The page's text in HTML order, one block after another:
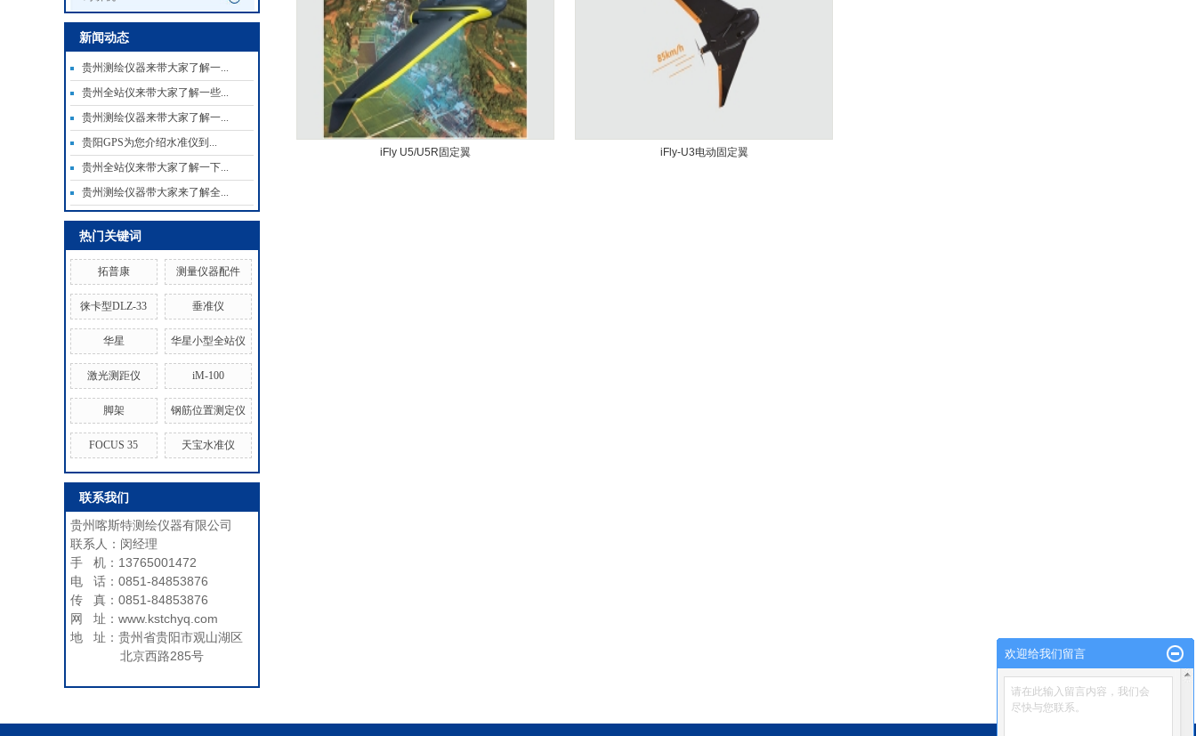
新闻动态
贵州测绘仪器来带大家了解一...
贵州全站仪来带大家了解一些...
贵州测绘仪器来带大家了解一...
贵阳GPS为您介绍水准仪到...
贵州全站仪来带大家了解一下...
贵州测绘仪器带大家来了解全...
热门关键词
拓普康 测量仪器配件
徕卡型DLZ-33 垂准仪
华星 华星小型全站仪
激光测距仪 iM-100
脚架 钢筋位置测定仪
FOCUS 35 天宝水准仪
联系我们
贵州喀斯特测绘仪器有限公司
联系人：闵经理
手 机：13765001472
电 话：0851-84853876
传 真：0851-84853876
网 址：www.kstchyq.com
地 址：贵州省贵阳市观山湖区
北京西路285号
iFly U5/U5R固定翼 iFly-U3电动固定翼
欢迎给我们留言
请在此输入留言内容，我们会
尽快与您联系。